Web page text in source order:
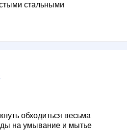
стальными
обходиться весьма
на умывание и мытье